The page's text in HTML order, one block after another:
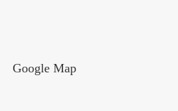
Google Map